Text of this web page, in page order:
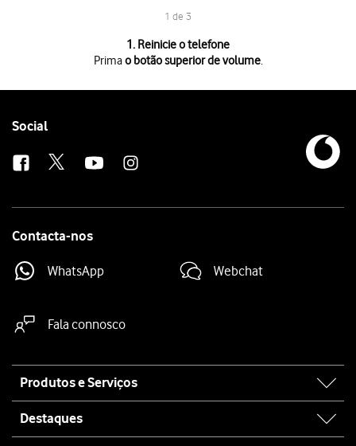
1 de 3
1. Reinicie o telefone
Primao botão superior de volume.
Primao botão inferior de volume.
Follow
Social
Contacta-nos
WhatsApp Webchat
Fala connosco
map
Produtos e Serviços
Destaques